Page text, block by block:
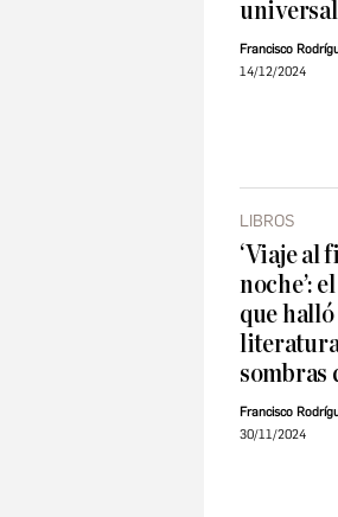
universal
Francisco
14/12/2024
LIBROS
‘Viaje al
noche’:
que
sombras
Francisco
30/11/2024